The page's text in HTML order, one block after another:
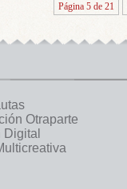
Página 5 de 21
Otraparte